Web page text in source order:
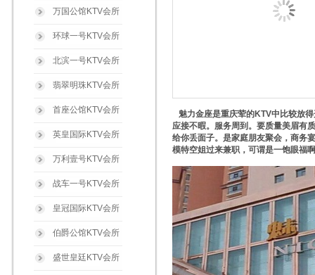
万国公馆KTV会所
环球一号KTV会所
北滨一号KTV会所
翡翠明珠KTV会所
首座公馆KTV会所
英皇国际KTV会所
万利壹号KTV会所
战车一号KTV会所
皇冠国际KTV会所
伯爵公馆KTV会所
盛世皇廷KTV会所
魅力金座是重庆荤的KTV中比较放
应接不暇。服务周到。要质量美眉有
给你丢面子。是家庭朋友聚会，商务
模特空姐过来兼职，可谓是一饱眼福